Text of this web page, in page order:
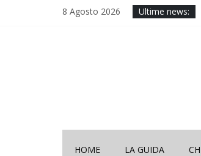
8 Agosto 2026 Ultime news:
HOME LA GUIDA